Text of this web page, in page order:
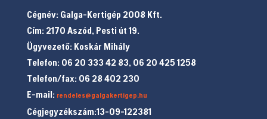
Cégnév: Galga-Kertigép 2008 Kft.
Cím: 2170 Aszód, Pesti út 19.
Ügyvezető: Koskár Mihály
Telefon: 06 20 333 42 83, 06 20 425 1258
Telefon/fax: 06 28 402 230
E-mail: rendeles@galgakertigep.hu
Cégjegyzékszám:13-09-122381